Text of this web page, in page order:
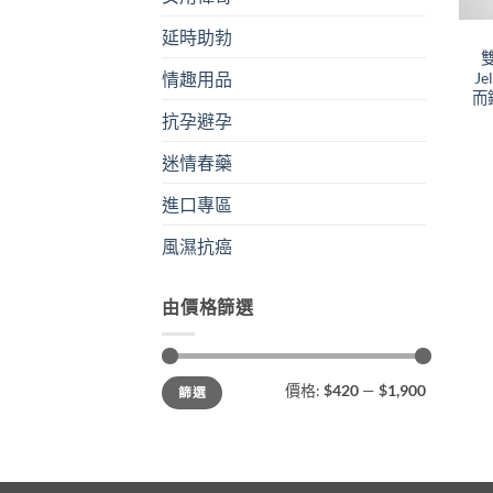
延時助勃
情趣用品
抗孕避孕
迷情春藥
進口專區
風濕抗癌
由價格篩選
最
低
價
最
高
價
篩選 價格: $420 — $1,900
而